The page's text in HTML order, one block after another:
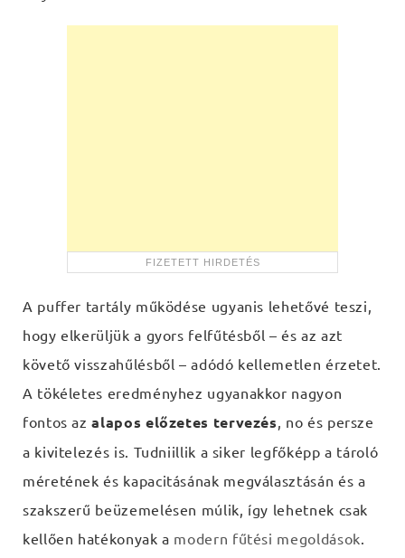
A puffer tartály működése ugyanis lehetővé teszi,
hogy elkerüljük a gyors felfűtésből – és az azt
követő visszahűlésből – adódó kellemetlen érzetet.
A tökéletes eredményhez ugyanakkor nagyon
fontos azalapos előzetes tervezés, no és persze
a kivitelezés is. Tudniillik a siker legfőképp a tároló
méretének és kapacitásának megválasztásán és a
szakszerű beüzemelésen múlik, így lehetnek csak
kellően hatékonyak a modern fűtési megoldások.